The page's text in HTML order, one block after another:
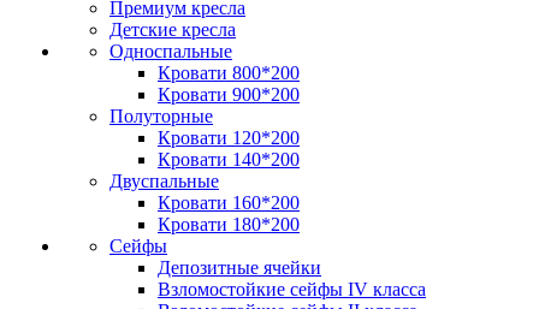
Премиум кресла
Детские кресла
Односпальные
Кровати 800*200
Кровати 900*200
Полуторные
Кровати 120*200
Кровати 140*200
Двуспальные
Кровати 160*200
Кровати 180*200
Сейфы
Депозитные ячейки
Взломостойкие сейфы IV класса